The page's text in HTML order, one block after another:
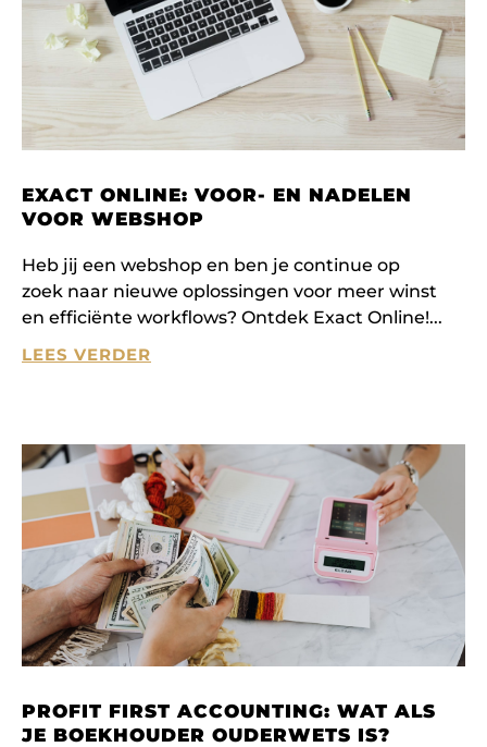
EXACT ONLINE: VOOR- EN NADELEN
VOOR WEBSHOP
Heb jij een webshop en ben je continue op
zoek naar nieuwe oplossingen voor meer winst
en efficiënte workflows? Ontdek Exact Online!
LEES VERDER
PROFIT FIRST ACCOUNTING: WAT ALS
JE BOEKHOUDER OUDERWETS IS?